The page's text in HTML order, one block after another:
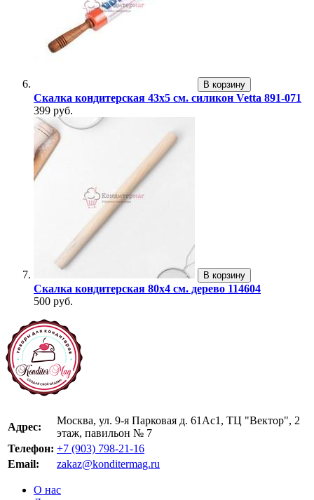
В корзину
Скалка кондитерская 43х5 см. силикон Vetta 891-071
399 руб.
В корзину
Скалка кондитерская 80х4 см. дерево 114604
500 руб.
Адрес:
Москва, ул. 9-я Парковая д. 61Ас1, ТЦ "Вектор", 2
этаж, павильон № 7
Телефон: +7 (903) 798-21-16
Email:
zakaz@konditermag.ru
О нас